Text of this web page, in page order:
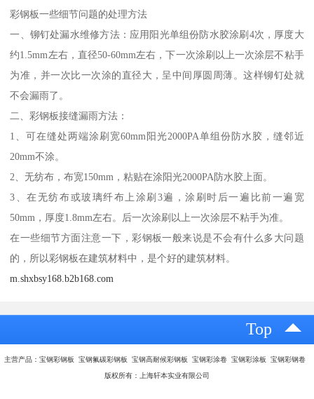
彩钢板一些细节问题的处理方法
一、铆钉处漏水维修方法：应用阳光单组份防水胶涂刷4次，厚度大
约1.5mm左右，直径50-60mm左右，下一次涂刷以上一次涂层不粘手
为准，并一次比一次涂的直径大，呈中间厚圆周薄。这样铆钉处就
不会漏雨了。
二、彩钢板接缝漏雨方法：
1、可在缝处两端涂刷宽60mm阳光2000PA单组份防水胶，缝邻近
20mm不涂。
2、无纺布，布宽150mm，粘贴在涂阳光2000PA防水胶上面。
3、在无纺布或玻璃纤布上涂刷3遍，涂刷时后一遍比前一遍宽
50mm，厚度1.8mm左右。后一次涂刷以上一次涂层不粘手为准。
在一些细节方面注意一下，彩钢板一般来说是不会有什么多大问题
的，所以彩钢板在建筑材料中，是个好的建筑材料。
m.shxbsy168.b2b168.com
Top
主营产品：宝钢彩钢板 宝钢氟碳彩钢板 宝钢高耐候彩钢板 宝钢彩涂卷 宝钢彩涂板 宝钢彩钢卷
版权所有：上海轩本实业有限公司